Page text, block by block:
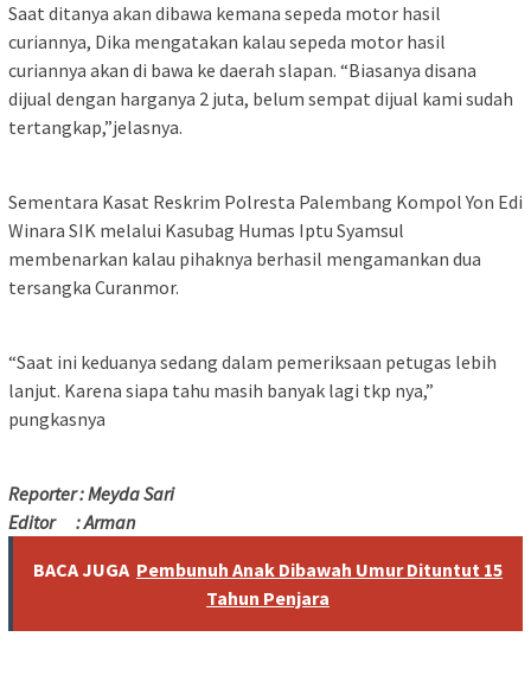
Saat ditanya akan dibawa kemana sepeda motor hasil
curiannya, Dika mengatakan kalau sepeda motor hasil
curiannya akan di bawa ke daerah slapan. “Biasanya disana
dijual dengan harganya 2 juta, belum sempat dijual kami sudah
tertangkap,”jelasnya.
Sementara Kasat Reskrim Polresta Palembang Kompol Yon Edi
Winara SIK melalui Kasubag Humas Iptu Syamsul
membenarkan kalau pihaknya berhasil mengamankan dua
tersangka Curanmor.
“Saat ini keduanya sedang dalam pemeriksaan petugas lebih
lanjut. Karena siapa tahu masih banyak lagi tkp nya,”
pungkasnya
Reporter : Meyda Sari
Editor : Arman
BACA JUGA Pembunuh Anak Dibawah Umur Dituntut 15
Tahun Penjara